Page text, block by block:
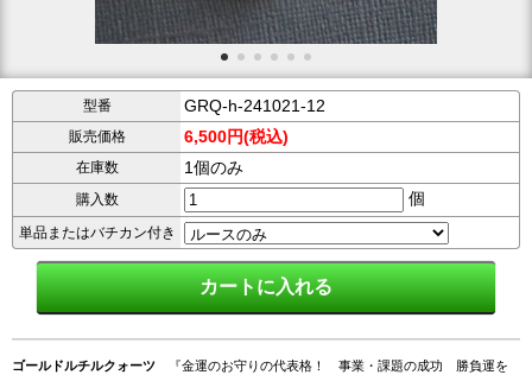
型番 GRQ-h-241021-12
販売価格 6,500円(税込)
在庫数 1個のみ
購入数 個
単品またはバチカン付き
ゴールドルチルクォーツ 『金運のお守りの代表格！ 事業・課題の成功 勝負運を